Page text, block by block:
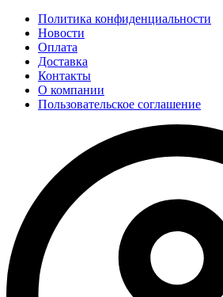
Политика конфиденциальности
Новости
Оплата
Доставка
Контакты
О компании
Пользовательское соглашение